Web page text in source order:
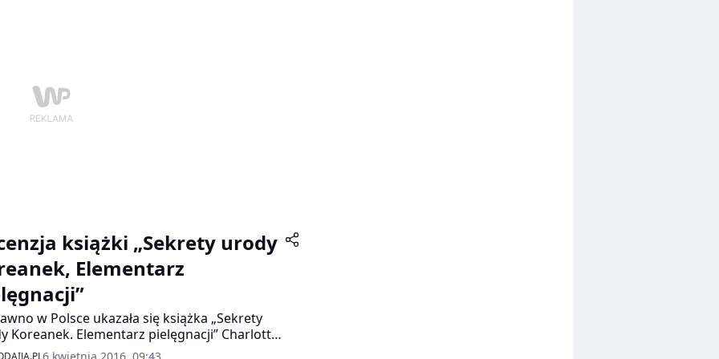
książki „Sekrety urody
Elementarz
w Polsce ukazała się książka „Sekrety
Koreanek. Elementarz pielęgnacji” Charlotte
i od razu stała się bestsellerem.